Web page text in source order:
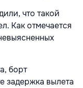
что такой
Как отмечается
борт
задержка вылета